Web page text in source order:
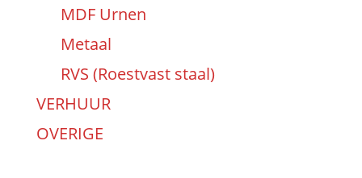
MDF Urnen
Metaal
RVS (Roestvast staal)
VERHUUR
OVERIGE